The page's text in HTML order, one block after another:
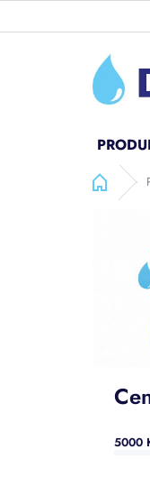
Domů
5000